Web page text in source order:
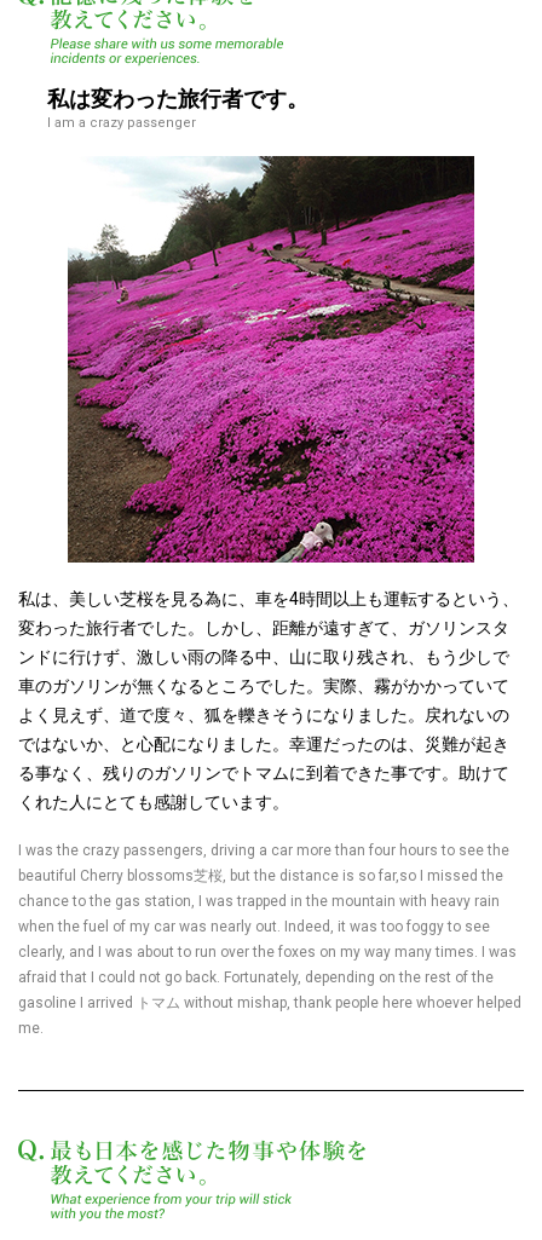
私は変わった旅行者です。
I am a crazy passenger
私は、美しい芝桜を見る為に、車を4時間以上も運転するという、
変わった旅行者でした。しかし、距離が遠すぎて、ガソリンスタ
ンドに行けず、激しい雨の降る中、山に取り残され、もう少しで
車のガソリンが無くなるところでした。実際、霧がかかっていて
よく見えず、道で度々、狐を轢きそうになりました。戻れないの
ではないか、と心配になりました。幸運だったのは、災難が起き
る事なく、残りのガソリンでトマムに到着できた事です。助けて
くれた人にとても感謝しています。
I was the crazy passengers, driving a car more than four hours to see the
beautiful Cherry blossoms芝桜, but the distance is so far,so I missed the
chance to the gas station, I was trapped in the mountain with heavy rain
when the fuel of my car was nearly out. Indeed, it was too foggy to see
clearly, and I was about to run over the foxes on my way many times. I was
afraid that I could not go back. Fortunately, depending on the rest of the
gasoline I arrived トマム without mishap, thank people here whoever helped
me.